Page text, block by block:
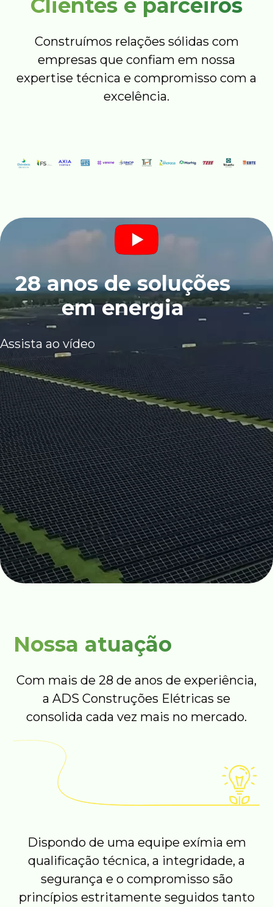
Clientes e parceiros
Construímos relações sólidas com
empresas que confiam em nossa
expertise técnica e compromisso com a
excelência.
28 anos de soluções
em energia
Assista ao vídeo
Nossa atuação
Com mais de 28 de anos de experiência,
a ADS Construções Elétricas se
consolida cada vez mais no mercado.
Dispondo de uma equipe exímia em
qualificação técnica, a integridade, a
segurança e o compromisso são
princípios estritamente seguidos tanto